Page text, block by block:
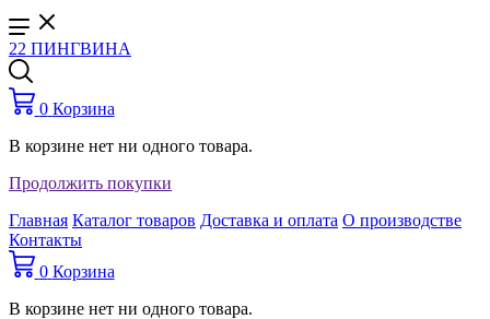
22 ПИНГВИНА
0 Корзина
В корзине нет ни одного товара.
Продолжить покупки
Главная Каталог товаров Доставка и оплата О производстве
Контакты
0 Корзина
В корзине нет ни одного товара.